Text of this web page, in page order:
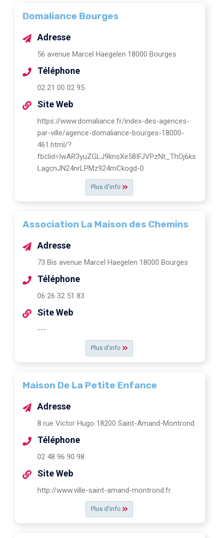
Domaliance Bourges
Plus d'info
Adresse
56 avenue Marcel Haegelen 18000 Bourges
Téléphone
02 21 00 02 95
Site Web
https://www.domaliance.fr/index-des-agences-
par-ville/agence-domaliance-bourges-18000-
461.html/?
fbclid=IwAR3yuZGLJ9knsXe58IFJVPzNt_ThOj6ks
LagcnJN24nrLPMz924mCkogd-0
Association La Maison des Chemins
Plus d'info
Adresse
73 Bis avenue Marcel Haegelen 18000 Bourges
Téléphone
06 26 32 51 83
Site Web
---
Maison De La Petite Enfance
Plus d'info
Adresse
8 rue Victor Hugo 18200 Saint-Amand-Montrond
Téléphone
02 48 96 90 98
Site Web
http://www.ville-saint-amand-montrond.fr